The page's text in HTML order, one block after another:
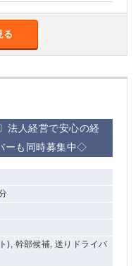
る
法人経営で安心の経
ーも同時募集中◇
), 幹部候補, 送りドライバ